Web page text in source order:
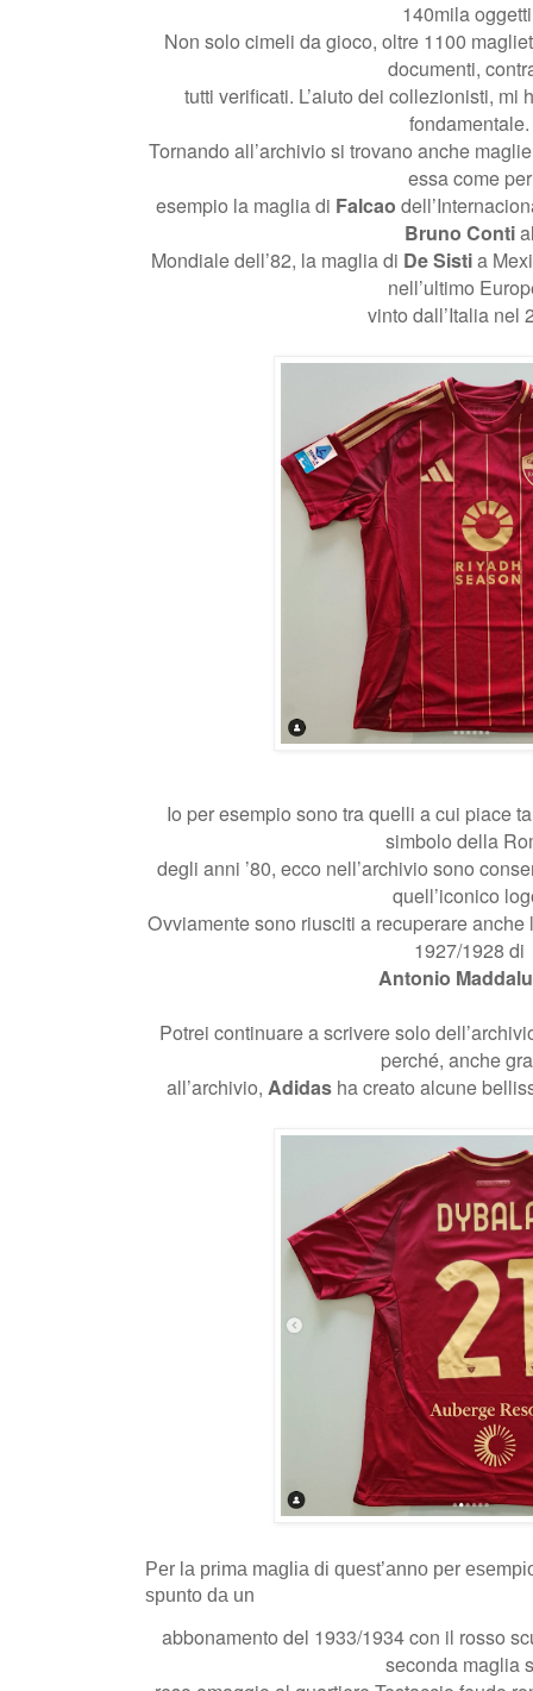
140mila
Non solo cimeli da gioco, oltre 1100
documenti,
tutti verificati. L’aiuto dei collezionisti, mi
fondamentale.
Tornando all’archivio si trovano anche
essa come per
esempio la maglia di Falcao
Bruno Conti
Mondiale dell’82, la maglia di De Sistia
nell’ultimo
vinto dall’Italia nel
Io per esempio sono tra quelli a cui piace
simbolo della
degli anni ’80, ecco nell’archivio sono
quell’iconico
Ovviamente sono riusciti a recuperare
1927/1928 di
Antonio
Potrei continuare a scrivere solo
perché, anche
all’archivio,Adidas ha creato alcune
Per la prima maglia di quest’anno per
spunto da un
abbonamento del 1933/1934 con il rosso
seconda maglia